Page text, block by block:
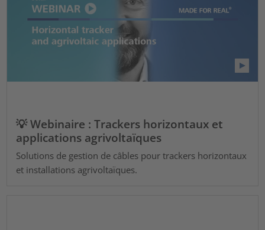
💡 Webinaire : Trackers horizontaux et
applications agrivoltaïques
Solutions de gestion de câbles pour trackers horizontaux
et installations agrivoltaïques.